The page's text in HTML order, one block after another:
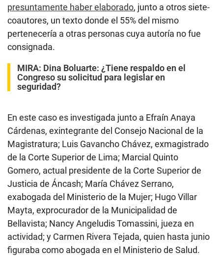
presuntamente haber elaborado, junto a otros siete-
coautores, un texto donde el 55% del mismo
pertenecería a otras personas cuya autoría no fue
consignada.
MIRA: Dina Boluarte: ¿Tiene respaldo en el
Congreso su solicitud para legislar en
seguridad?
En este caso es investigada junto a Efraín Anaya
Cárdenas, exintegrante del Consejo Nacional de la
Magistratura; Luis Gavancho Chávez, exmagistrado
de la Corte Superior de Lima; Marcial Quinto
Gomero, actual presidente de la Corte Superior de
Justicia de Áncash; María Chávez Serrano,
exabogada del Ministerio de la Mujer; Hugo Villar
Mayta, exprocurador de la Municipalidad de
Bellavista; Nancy Angeludis Tomassini, jueza en
actividad; y Carmen Rivera Tejada, quien hasta junio
figuraba como abogada en el Ministerio de Salud.